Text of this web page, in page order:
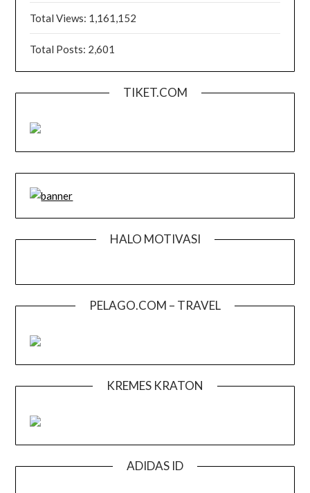
Total Views: 1,161,152
Total Posts: 2,601
TIKET.COM
HALO MOTIVASI
PELAGO.COM – TRAVEL
KREMES KRATON
ADIDAS ID